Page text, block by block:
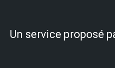
Un service proposé